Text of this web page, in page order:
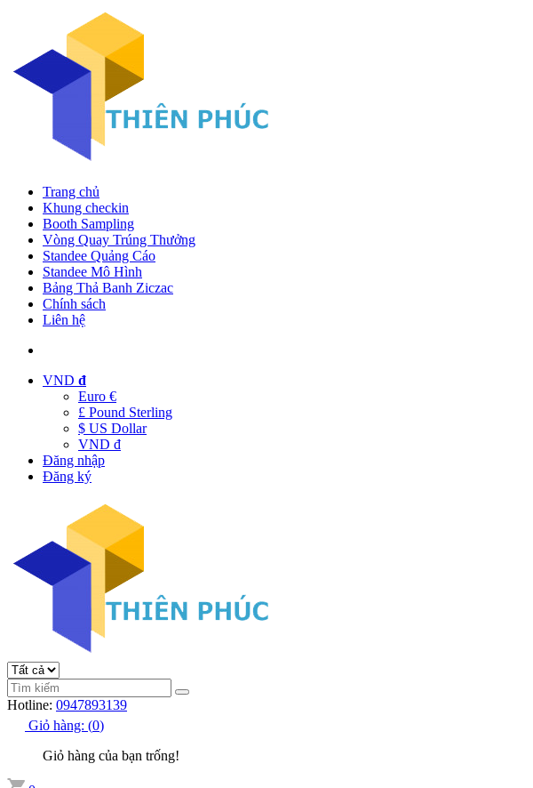
Trang chủ
Khung checkin
Booth Sampling
Vòng Quay Trúng Thưởng
Standee Quảng Cáo
Standee Mô Hình
Bảng Thả Banh Ziczac
Chính sách
Liên hệ
VND đ
Euro €
£ Pound Sterling
$ US Dollar
VND đ
Đăng nhập
Đăng ký
Hotline: 0947893139
Giỏ hàng: (0)
Giỏ hàng của bạn trống!